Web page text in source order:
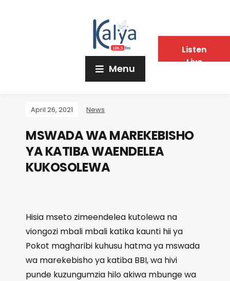
Menu
April 26, 2021 News
MSWADA WA MAREKEBISHO
YA KATIBA WAENDELEA
KUKOSOLEWA
Hisia mseto zimeendelea kutolewa na
viongozi mbali mbali katika kaunti hii ya
Pokot magharibi kuhusu hatma ya mswada
wa marekebisho ya katiba BBI, wa hivi
punde kuzungumzia hilo akiwa mbunge wa
Listen
Live